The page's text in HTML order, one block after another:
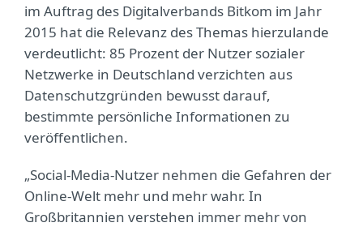
im Auftrag des Digitalverbands Bitkom im Jahr
2015 hat die Relevanz des Themas hierzulande
verdeutlicht: 85 Prozent der Nutzer sozialer
Netzwerke in Deutschland verzichten aus
Datenschutzgründen bewusst darauf,
bestimmte persönliche Informationen zu
veröffentlichen.
„Social-Media-Nutzer nehmen die Gefahren der
Online-Welt mehr und mehr wahr. In
Großbritannien verstehen immer mehr von